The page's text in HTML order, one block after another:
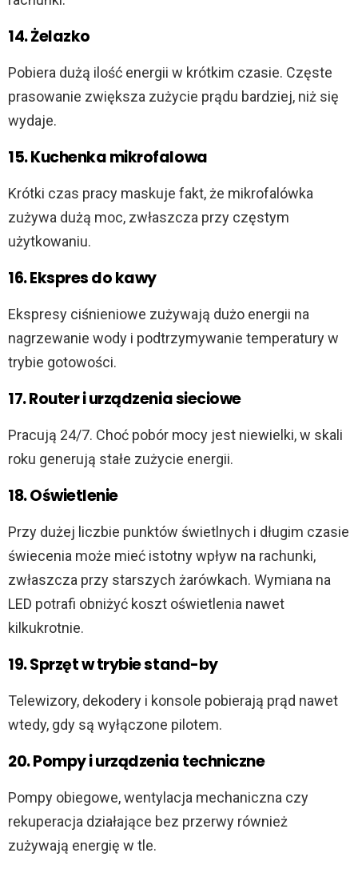
14. Żelazko
Pobiera dużą ilość energii w krótkim czasie. Częste
prasowanie zwiększa zużycie prądu bardziej, niż się
wydaje.
15. Kuchenka mikrofalowa
Krótki czas pracy maskuje fakt, że mikrofalówka
zużywa dużą moc, zwłaszcza przy częstym
użytkowaniu.
16. Ekspres do kawy
Ekspresy ciśnieniowe zużywają dużo energii na
nagrzewanie wody i podtrzymywanie temperatury w
trybie gotowości.
17. Router i urządzenia sieciowe
Pracują 24/7. Choć pobór mocy jest niewielki, w skali
roku generują stałe zużycie energii.
18. Oświetlenie
Przy dużej liczbie punktów świetlnych i długim czasie
świecenia może mieć istotny wpływ na rachunki,
zwłaszcza przy starszych żarówkach. Wymiana na
LED potrafi obniżyć koszt oświetlenia nawet
kilkukrotnie.
19. Sprzęt w trybie stand-by
Telewizory, dekodery i konsole pobierają prąd nawet
wtedy, gdy są wyłączone pilotem.
20. Pompy i urządzenia techniczne
Pompy obiegowe, wentylacja mechaniczna czy
rekuperacja działające bez przerwy również
zużywają energię w tle.